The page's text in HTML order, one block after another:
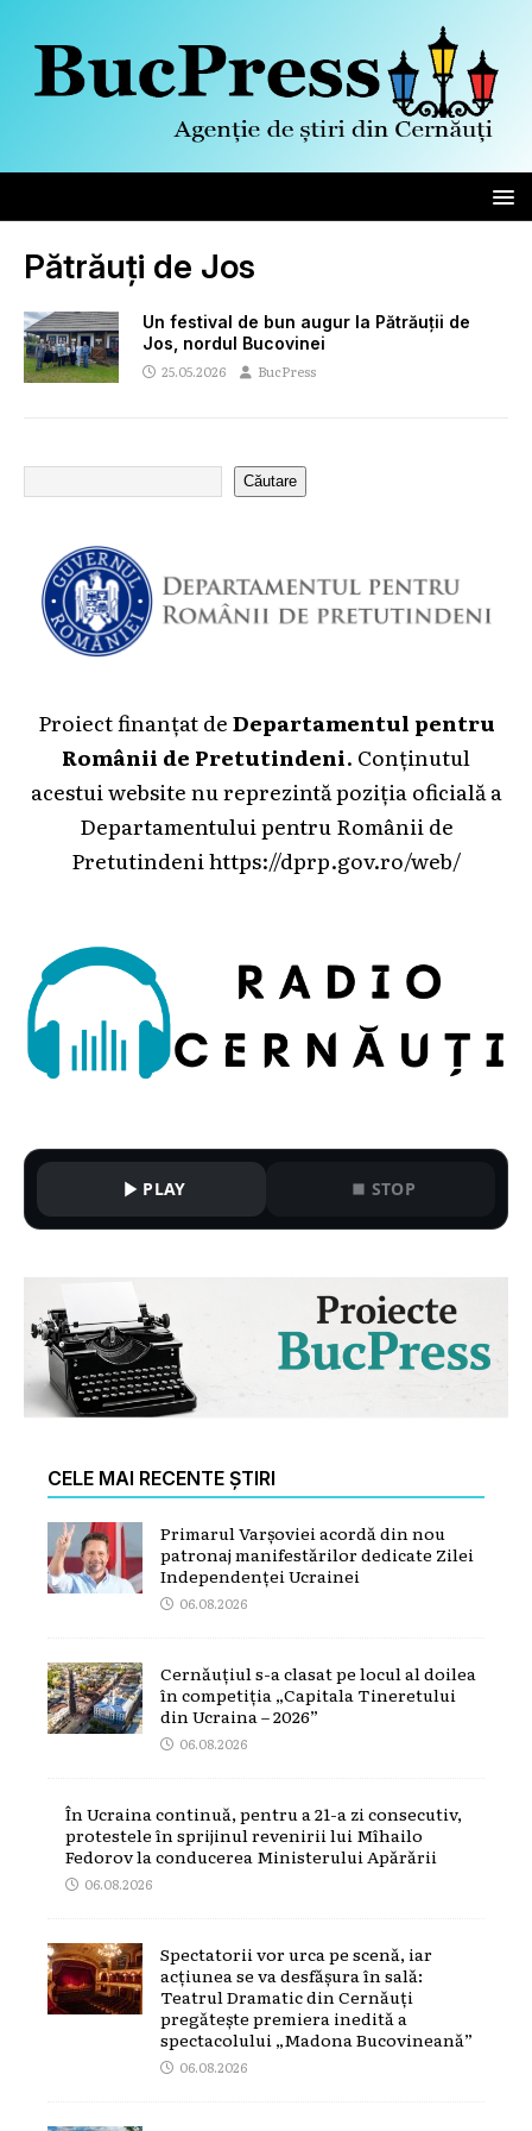
Pătrăuți de Jos
Un festival de bun augur la Pătrăuții de
Jos, nordul Bucovinei
25.05.2026 BucPress
Căutare
Proiect finanțat deDepartamentul pentru
Românii de Pretutindeni. Conținutul
acestui website nu reprezintă poziția oficială a
Departamentului pentru Românii de
Pretutindeni https://dprp.gov.ro/web/
PLAY STOP
CELE MAI RECENTE ȘTIRI
Primarul Varșoviei acordă din nou
patronaj manifestărilor dedicate Zilei
Independenței Ucrainei
06.08.2026
Cernăuțiul s-a clasat pe locul al doilea
în competiția „Capitala Tineretului
din Ucraina – 2026”
06.08.2026
În Ucraina continuă, pentru a 21-a zi consecutiv,
protestele în sprijinul revenirii lui Mîhailo
Fedorov la conducerea Ministerului Apărării
06.08.2026
Spectatorii vor urca pe scenă, iar
acțiunea se va desfășura în sală:
Teatrul Dramatic din Cernăuți
pregătește premiera inedită a
spectacolului „Madona Bucovineană”
06.08.2026